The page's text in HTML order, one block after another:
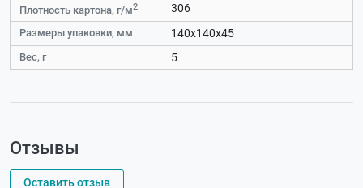
Плотность картона, г/м2 306
Размеры упаковки, мм 140x140x45
Вес, г 5
Отзывы
Оставить отзыв